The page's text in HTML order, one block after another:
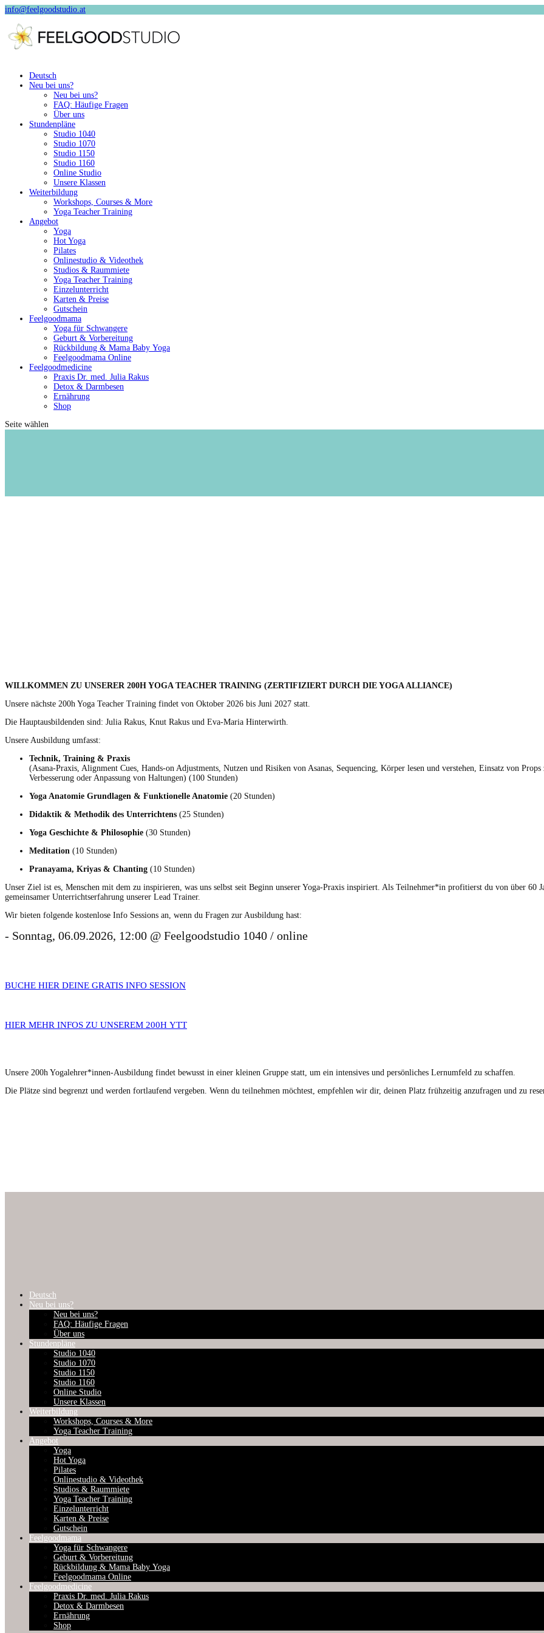
info@feelgoodstudio.at
Deutsch
Neu bei uns?
Neu bei uns?
FAQ: Häufige Fragen
Über uns
Stundenpläne
Studio 1040
Studio 1070
Studio 1150
Studio 1160
Online Studio
Unsere Klassen
Weiterbildung
Workshops, Courses & More
Yoga Teacher Training
Angebot
Yoga
Hot Yoga
Pilates
Onlinestudio & Videothek
Studios & Raummiete
Yoga Teacher Training
Einzelunterricht
Karten & Preise
Gutschein
Feelgoodmama
Yoga für Schwangere
Geburt & Vorbereitung
Rückbildung & Mama Baby Yoga
Feelgoodmama Online
Feelgoodmedicine
Praxis Dr. med. Julia Rakus
Detox & Darmbesen
Ernährung
Shop
Seite wählen
WILLKOMMEN ZU UNSERER 200H YOGA TEACHER TRAINING (ZERTIFIZIERT DURCH DIE YOGA ALLIANCE)
Unsere näch­ste 200h Yoga Teacher Train­ing find­et von Okto­ber 2026 bis Juni 2027 statt.
Die Haup­taus­bilden­den sind: Julia Rakus, Knut Rakus und Eva-Maria Hinterwirth.
Unsere Aus­bil­dung umfasst:
Tech­nik, Train­ing & Prax­is
(Asana-Prax­is, Align­ment Cues, Hands-on Adjust­ments, Nutzen und Risiken von Asanas, Sequenc­ing, Kör­p­er lesen und ver­ste­hen, Ein­satz von Props
Verbesserung oder Anpas­sung von Hal­tun­gen) (100 Stunden)
Yoga Anatomie Grund­la­gen & Funk­tionelle Anatomie (20 Stunden)
Didak­tik & Methodik des Unter­richt­ens (25 Stunden)
Yoga Geschichte & Philoso­phie (30 Stunden)
Med­i­ta­tion (10 Stunden)
Pranaya­ma, Kriyas & Chant­i­ng (10 Stunden)
Unser Ziel ist es, Men­schen mit dem zu inspiri­eren, was uns selb­st seit Beginn unser­er Yoga-Prax­is inspiri­ert. Als Teilnehmer*in prof­i­tierst du von über 60
gemein­samer Unter­richt­ser­fahrung unser­er Lead Trainer.
Wir bieten fol­gende kosten­lose Info Ses­sions an, wenn du Fra­gen zur Aus­bil­dung hast:
- Son­ntag, 06.09.2026, 12:00 @ Feel­go­od­stu­dio 1040 / online
BUCHE HIER DEINE GRATIS INFO SESSION
HIER MEHR INFOS ZU UNSEREM 200H YTT
Unsere 200h Yogalehrer*innen-Ausbildung find­et bewusst in ein­er kleinen Gruppe statt, um ein inten­sives und per­sön­lich­es Ler­num­feld zu schaffen.
Die Plätze sind begren­zt und wer­den fort­laufend vergeben. Wenn du teil­nehmen möcht­est, empfehlen wir dir, deinen Platz frühzeit­ig anzufra­gen und zu
Deutsch
Neu bei uns?
Neu bei uns?
FAQ: Häufige Fragen
Über uns
Stundenpläne
Studio 1040
Studio 1070
Studio 1150
Studio 1160
Online Studio
Unsere Klassen
Weiterbildung
Workshops, Courses & More
Yoga Teacher Training
Angebot
Yoga
Hot Yoga
Pilates
Onlinestudio & Videothek
Studios & Raummiete
Yoga Teacher Training
Einzelunterricht
Karten & Preise
Gutschein
Feelgoodmama
Yoga für Schwangere
Geburt & Vorbereitung
Rückbildung & Mama Baby Yoga
Feelgoodmama Online
Feelgoodmedicine
Praxis Dr. med. Julia Rakus
Detox & Darmbesen
Ernährung
Shop